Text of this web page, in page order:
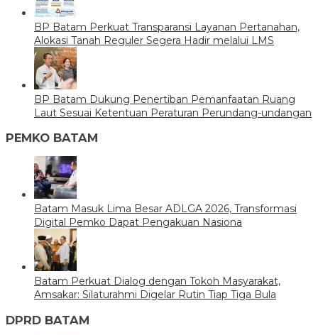
BP Batam Perkuat Transparansi Layanan Pertanahan,
Alokasi Tanah Reguler Segera Hadir melalui LMS
BP Batam Dukung Penertiban Pemanfaatan Ruang
Laut Sesuai Ketentuan Peraturan Perundang-undangan
PEMKO BATAM
Batam Masuk Lima Besar ADLGA 2026, Transformasi
Digital Pemko Dapat Pengakuan Nasiona
Batam Perkuat Dialog dengan Tokoh Masyarakat,
Amsakar: Silaturahmi Digelar Rutin Tiap Tiga Bula
DPRD BATAM